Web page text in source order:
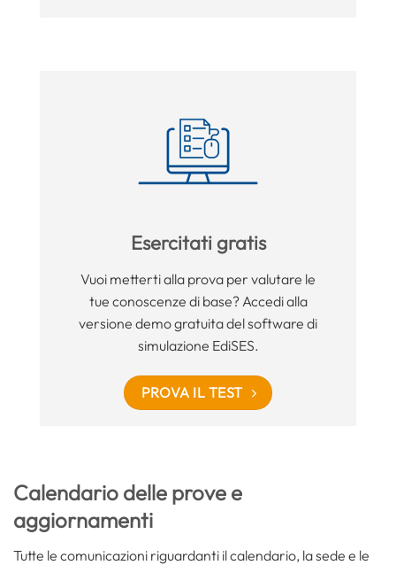
Esercitati gratis
Vuoi metterti alla prova per valutare le
tue conoscenze di base? Accedi alla
versione demo gratuita del software di
simulazione EdiSES.
PROVA IL TEST
Calendario delle prove e
aggiornamenti
Tutte le comunicazioni riguardanti il calendario, la sede e le